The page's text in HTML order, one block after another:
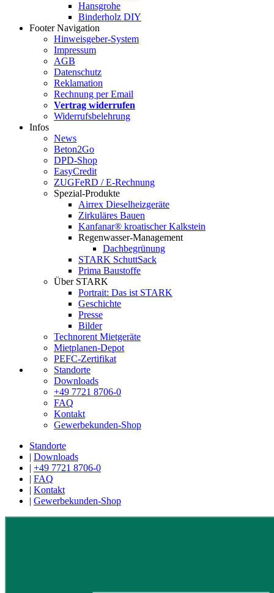
Hansgrohe
Binderholz DIY
Footer Navigation
Hinweisgeber-System
Impressum
AGB
Datenschutz
Reklamation
Rechnung per Email
Vertrag widerrufen
Widerrufsbelehrung
Infos
News
Beton2Go
DPD-Shop
EasyCredit
ZUGFeRD / E-Rechnung
Spezial-Produkte
Airrex Dieselheizgeräte
Zirkuläres Bauen
Kanfanar® kroatischer Kalkstein
Regenwasser-Management
Dachbegrünung
STARK SchuttSack
Prima Baustoffe
Über STARK
Portrait: Das ist STARK
Geschichte
Presse
Bilder
Technorent Mietgeräte
Mietplanen-Depot
PEFC-Zertifikat
Standorte
Downloads
+49 7721 8706-0
FAQ
Kontakt
Gewerbekunden-Shop
Standorte
| Downloads
| +49 7721 8706-0
| FAQ
| Kontakt
| Gewerbekunden-Shop